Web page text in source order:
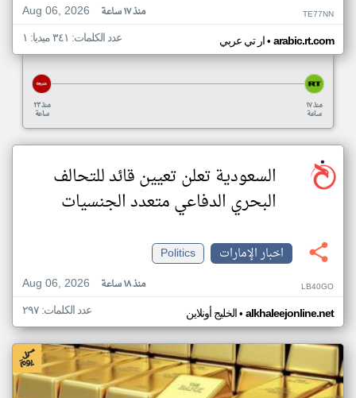
Aug 06, 2026
منذ ١٧ ساعة TE77NN
ار تي عربي• arabic.rt.com عدد الكلمات: ٣٤١ ميديا: ١
منذ ٢٣
ساعة
منذ ١٧
ساعة
السعودية تعلن تعيين قائد للتحالف
البحري الدفاعي متعدد الجنسيات
اخبار الإمارات
Politics
Aug 06, 2026
منذ ١٨ ساعة LB40GO
الخليج أونلاين• alkhaleejonline.net عدد الكلمات: ٢٩٧